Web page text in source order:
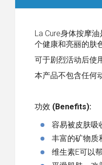
La Cure身体按摩
个健康和亮丽的肤
可于剧烈活动后使
本产品不包含任何
功效 (Benefits):
容易被皮肤吸
丰富的矿物质
维生素E可以